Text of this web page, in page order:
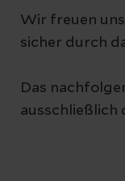
Wir freuen
sicher durch
Das
ausschließlich